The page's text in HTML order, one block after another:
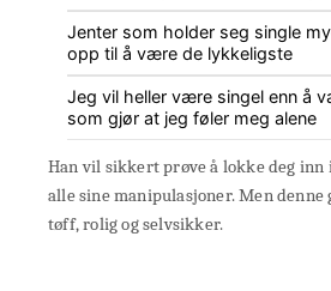
Jenter som holder seg single
opp til å være de lykkeligste
Jeg vil heller være singel enn å
som gjør at jeg føler meg alene
Han vil sikkert prøve å lokke deg
alle sine manipulasjoner. Men
tøff, rolig og selvsikker.